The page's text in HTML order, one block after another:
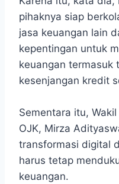
pihaknya siap
jasa keuangan lain
kepentingan untuk
keuangan termasuk
kesenjangan kredit
Sementara itu,
OJK, Mirza
transformasi digital
harus tetap
keuangan.